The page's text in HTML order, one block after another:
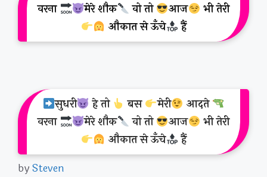
वरना
मेरे शौक वो तो आज
भी तेरी
औकात से ऊँचे
हैं
सुधरी हे तो बस मेरी
आदते
वरना
मेरे शौक वो तो आज
भी तेरी
औकात से ऊँचे
हैं
bySteven